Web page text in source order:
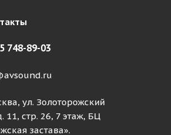
748-89-03
ул. Золоторожский
11, стр. 26, 7 этаж, БЦ
застава».